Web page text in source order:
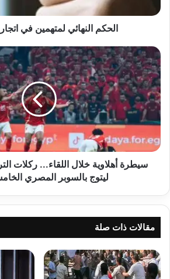
الحكم النهائي لمتهمين في
سيطرة
أهلاوية
خلال
اللقاء...
ركلات
الترجيح
تبتسم
للأحمر
ليتوج
بالسوبرسيطرة أهلاوية خلال اللقاء... ركلات
ليتوج بالسوبر المصري
مقالات ذات صلة